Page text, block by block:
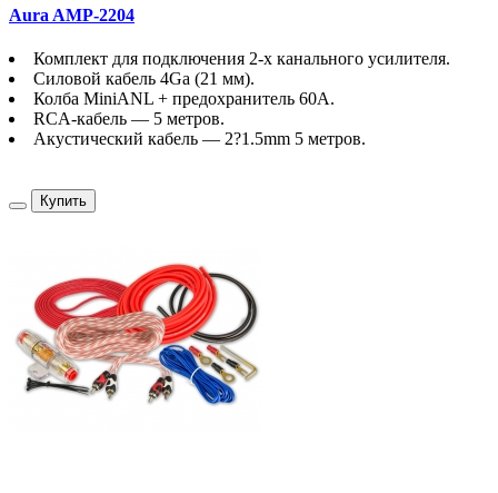
Aura AMP-2204
Комплект для подключения 2-х канального усилителя.
Силовой кабель 4Ga (21 мм).
Колба MiniANL + предохранитель 60A.
RCA-кабель — 5 метров.
Акустический кабель — 2?1.5mm 5 метров.
Купить